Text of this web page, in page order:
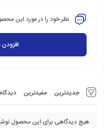
جدیدترین مفیدترین
هیچ دیدگاهی برای این محصول
نظر خود را در مورد این
افزودن